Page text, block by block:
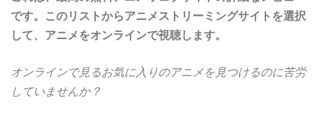
です。このリストからアニメストリーミングサイトを選択
して、アニメをオンラインで視聴します。
オンラインで見るお気に入りのアニメを見つけるのに苦労
していませんか？